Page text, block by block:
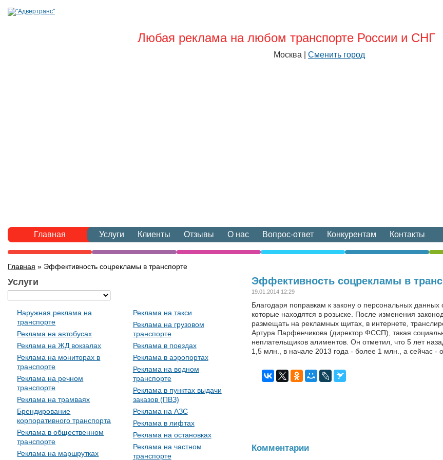
Любая реклама на любом транспорте России и СНГ
Москва | Сменить город
Главная Услуги Клиенты Отзывы О нас Вопрос-ответ Конкурентам Контакты
Главная » Эффективность соцрекламы в транспорте
Эффективность соцрекламы в
19.01.2014 12:29
Благодаря поправкам к закону о персональных
которые находятся в розыске. После изменения
размещать на рекламных щитах, в интернете,
Артура Парфенчикова (директор ФССП), такая
неплательщиков алиментов. Он отметил, что 5 лет
1,5 млн., в начале 2013 года - более 1 млн., а сейчас -
Комментарии
Услуги
Наружная реклама на
транспорте
Реклама на автобусах
Реклама на ЖД вокзалах
Реклама на мониторах в
транспорте
Реклама на речном
транспорте
Реклама на трамваях
Брендирование
корпоративного транспорта
Реклама в общественном
транспорте
Реклама на маршрутках
Реклама на такси
Реклама на грузовом
транспорте
Реклама в поездах
Реклама в аэропортах
Реклама на водном
транспорте
Реклама в пунктах выдачи
заказов (ПВЗ)
Реклама на АЗС
Реклама в лифтах
Реклама на остановках
Реклама на частном
транспорте